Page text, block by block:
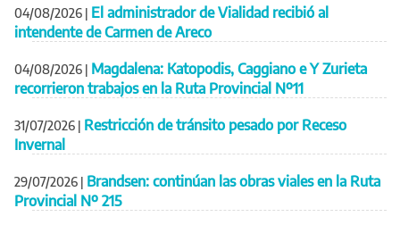
04/08/2026 | El administrador de Vialidad recibió al
intendente de Carmen de Areco
04/08/2026 | Magdalena: Katopodis, Caggiano e Y Zurieta
recorrieron trabajos en la Ruta Provincial Nº11
31/07/2026 | Restricción de tránsito pesado por Receso
Invernal
29/07/2026 | Brandsen: continúan las obras viales en la Ruta
Provincial Nº 215